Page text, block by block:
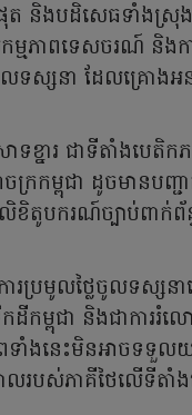
ផុត និងបដិសេធទាំងស្រុ
មភាពទេសចរណ៍ និងក
ស្សនា ដែលគ្រោងអនុ
ទខ្នារ ជាទីតាំងបេតិ
ក្រកម្ពុជា ដូចមានបញ្
ខិតូបករណ៍ច្បាប់ពាក់ព័
រប្រមូលថ្លៃចូលទស្សនា
ម្ពុជា និងជាការរំល
ទាំងនេះមិនអាចទទួ
លរបស់ភាគីថៃលើទីតាំ